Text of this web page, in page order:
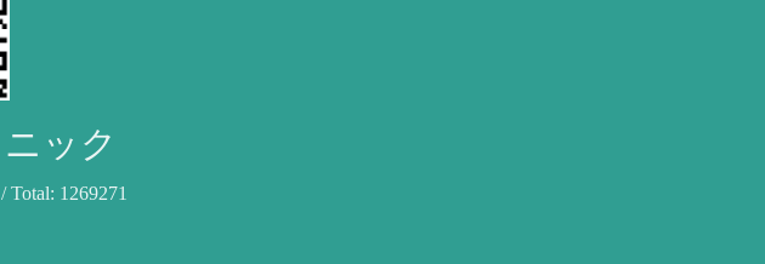
ック
Total: 1269271